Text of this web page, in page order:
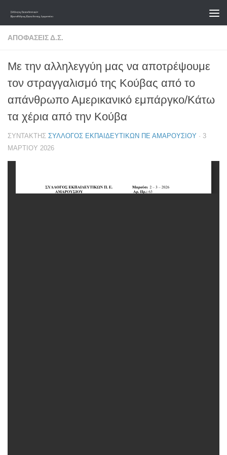
Skip to content
ΑΠΟΦΆΣΕΙΣ Δ.Σ.
Με την αλληλεγγύη μας να αποτρέψουμε
τον στραγγαλισμό της Κούβας από το
απάνθρωπο Αμερικανικό εμπάργκο/Κάτω
τα χέρια από την Κούβα
ΣΥΝΤΆΚΤΗΣ ΣΎΛΛΟΓΟΣ ΕΚΠΑΙΔΕΥΤΙΚΏΝ ΠΕ ΑΜΑΡΟΥΣΊΟΥ · 3
ΜΑΡΤΊΟΥ 2026